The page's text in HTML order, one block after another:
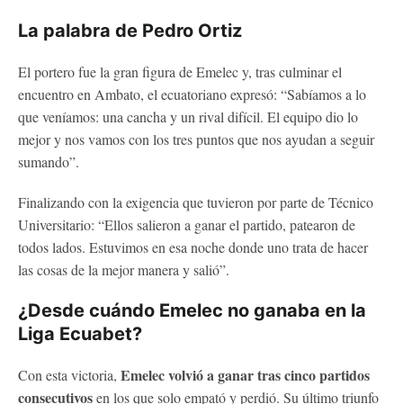
La palabra de Pedro Ortiz
El portero fue la gran figura de Emelec y, tras culminar el
encuentro en Ambato, el ecuatoriano expresó: “Sabíamos a lo
que veníamos: una cancha y un rival difícil. El equipo dio lo
mejor y nos vamos con los tres puntos que nos ayudan a seguir
sumando”.
Finalizando con la exigencia que tuvieron por parte de Técnico
Universitario: “Ellos salieron a ganar el partido, patearon de
todos lados. Estuvimos en esa noche donde uno trata de hacer
las cosas de la mejor manera y salió”.
¿Desde cuándo Emelec no ganaba en la
Liga Ecuabet?
Con esta victoria, Emelec volvió a ganar tras cinco partidos
consecutivosen los que solo empató y perdió. Su último triunfo